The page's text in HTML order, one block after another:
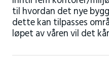
til hvordan det nye
dette kan tilpasses
løpet av våren vil det